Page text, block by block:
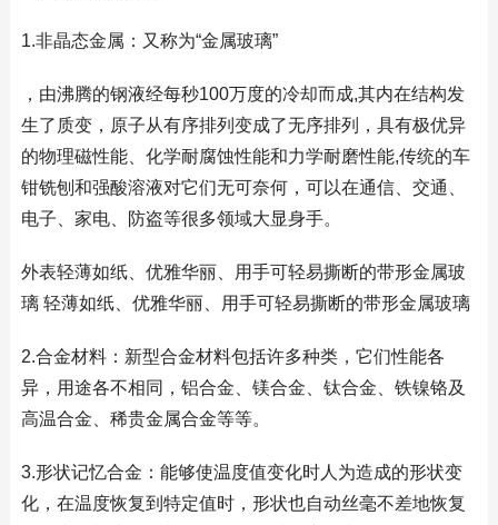
1.非晶态金属：又称为“金属玻璃”
，由沸腾的钢液经每秒100万度的冷却而成,其内在结构发
生了质变，原子从有序排列变成了无序排列，具有极优异
的物理磁性能、化学耐腐蚀性能和力学耐磨性能,传统的车
钳铣刨和强酸溶液对它们无可奈何，可以在通信、交通、
电子、家电、防盗等很多领域大显身手。
外表轻薄如纸、优雅华丽、用手可轻易撕断的带形金属玻
璃 轻薄如纸、优雅华丽、用手可轻易撕断的带形金属玻璃
2.合金材料：新型合金材料包括许多种类，它们性能各
异，用途各不相同，铝合金、镁合金、钛合金、铁镍铬及
高温合金、稀贵金属合金等等。
3.形状记忆合金：能够使温度值变化时人为造成的形状变
化，在温度恢复到特定值时，形状也自动丝毫不差地恢复